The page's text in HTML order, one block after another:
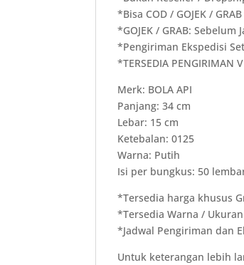
*Bisa COD / GOJEK /
*GOJEK / GRAB:
*Pengiriman Ekspedisi
*TERSEDIA PENGIRIMAN
Merk: BOLA API
Panjang: 34 cm
Lebar: 15 cm
Ketebalan: 0125
Warna: Putih
Isi per bungkus: 50
*Tersedia harga khusus
*Tersedia Warna /
*Jadwal Pengiriman dan
Untuk keterangan lebih